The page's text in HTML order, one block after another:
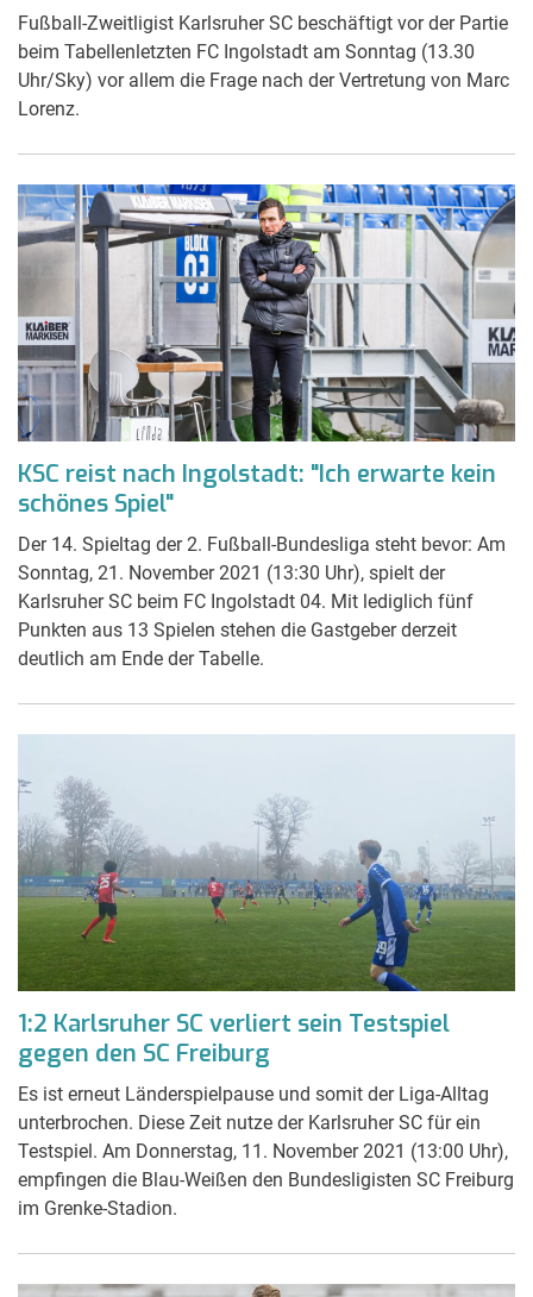
Fußball-Zweitligist Karlsruher SC beschäftigt vor der Partie
beim Tabellenletzten FC Ingolstadt am Sonntag (13.30
Uhr/Sky) vor allem die Frage nach der Vertretung von Marc
Lorenz.
KSC reist nach Ingolstadt: "Ich erwarte kein
schönes Spiel"
Der 14. Spieltag der 2. Fußball-Bundesliga steht bevor: Am
Sonntag, 21. November 2021 (13:30 Uhr), spielt der
Karlsruher SC beim FC Ingolstadt 04. Mit lediglich fünf
Punkten aus 13 Spielen stehen die Gastgeber derzeit
deutlich am Ende der Tabelle.
1:2 Karlsruher SC verliert sein Testspiel
gegen den SC Freiburg
Es ist erneut Länderspielpause und somit der Liga-Alltag
unterbrochen. Diese Zeit nutze der Karlsruher SC für ein
Testspiel. Am Donnerstag, 11. November 2021 (13:00 Uhr),
empfingen die Blau-Weißen den Bundesligisten SC Freiburg
im Grenke-Stadion.